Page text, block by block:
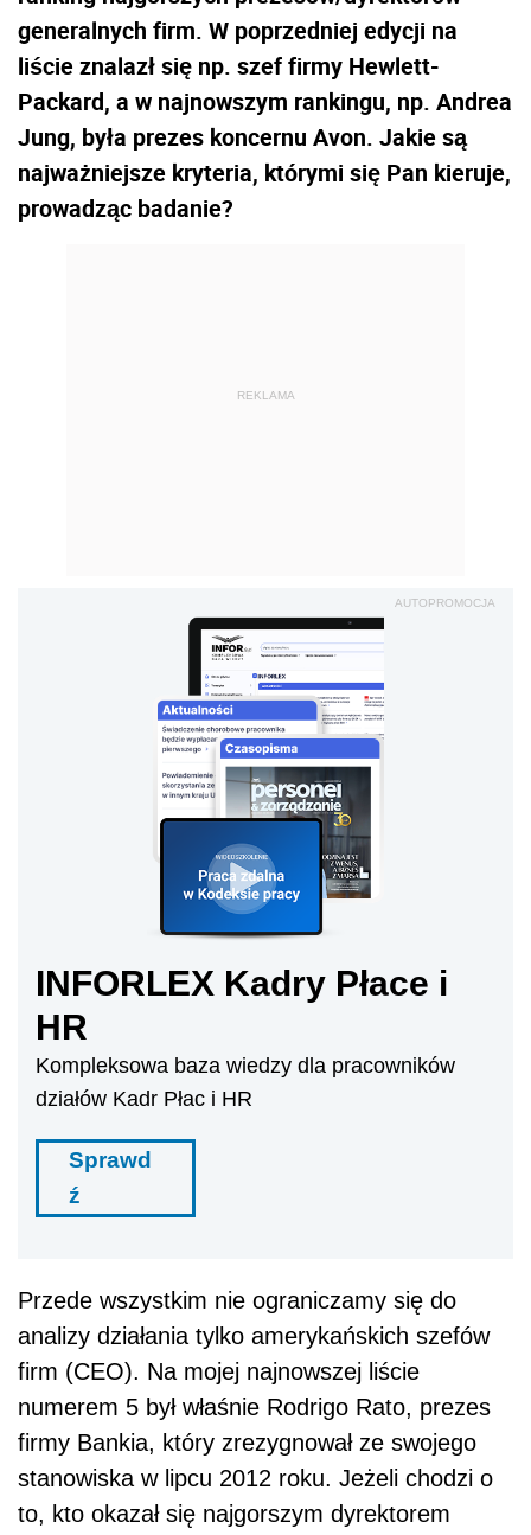
generalnych firm. W poprzedniej edycji na
liście znalazł się np. szef firmy Hewlett-
Packard, a w najnowszym rankingu, np. Andrea
Jung, była prezes koncernu Avon. Jakie są
najważniejsze kryteria, którymi się Pan kieruje,
prowadząc badanie?
REKLAMA
AUTOPROMOCJA
INFORLEX Kadry Płace i
HR
Kompleksowa baza wiedzy dla pracowników
działów Kadr Płac i HR
Sprawd
ź
Przede wszystkim nie ograniczamy się do
analizy działania tylko amerykańskich szefów
firm (CEO). Na mojej najnowszej liście
numerem 5 był właśnie Rodrigo Rato, prezes
firmy Bankia, który zrezygnował ze swojego
stanowiska w lipcu 2012 roku. Jeżeli chodzi o
to, kto okazał się najgorszym dyrektorem